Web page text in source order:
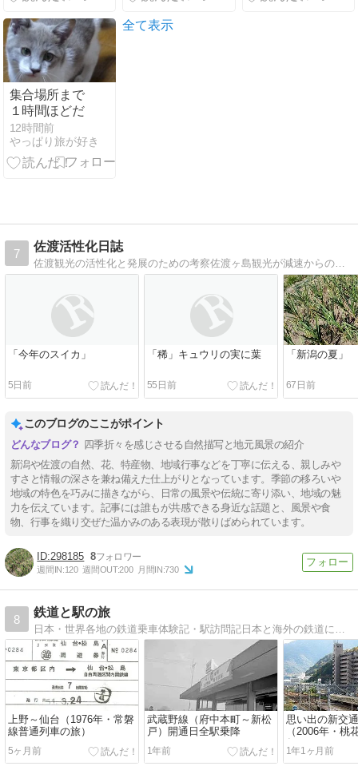
施
集合場所まで
１時間ほどだ
12時間前
やっぱり旅が好き
全て表示
7
佐渡活性化日誌
佐渡観光の活性化と発展のための考察佐渡ヶ島観光が減速からの反省と倍増発展の提案と紹介
「今年のスイカ」
5日前
「稀」キュウリの実に葉
55日前
「新潟の夏」
67日前
このブログのここがポイント
四季折々を感じさせる自然描写と地元風景の紹介
新潟や佐渡の自然、花、特産物、地域行事などを丁寧に伝える、親しみや
すさと情報の深さを兼ね備えた仕上がりとなっています。季節の移ろいや
地域の特色を巧みに描きながら、日常の風景や伝統に寄り添い、地域の魅
力を伝えています。記事には誰もが共感できる身近な話題と、風景や食
物、行事を織り交ぜた温かみのある表現が散りばめられています。
298185 8
週間IN:120 週間OUT:200 月間IN:730
8
鉄道と駅の旅
上野～仙台（1976年・常磐
線普通列車の旅）
5ヶ月前
武蔵野線（府中本町～新松
戸）開通日全駅乗降
1年前
思い出の新交
（2006年・桃
年・スカイレ
1年1ヶ月前